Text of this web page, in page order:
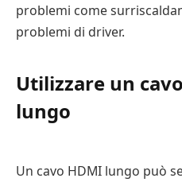
problemi come
problemi di driver.
Utilizzare un
lungo
Un cavo HDMI lungo può